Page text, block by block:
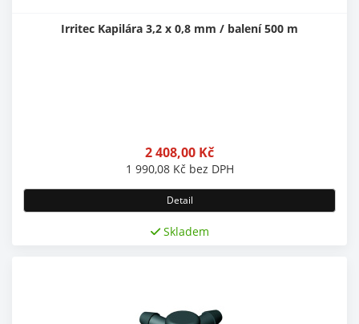
Irritec Kapilára 3,2 x 0,8 mm / balení 500 m
2 408,00 Kč
1 990,08 Kč bez DPH
Detail
Skladem